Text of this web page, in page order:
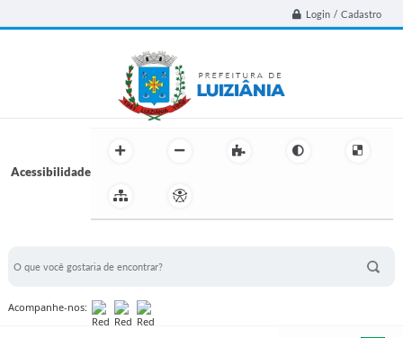
Login / Cadastro
Acessibilidade
Acompanhe-nos: